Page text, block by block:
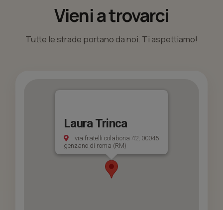
Vieni a trovarci
Tutte le strade portano da noi. Ti aspettiamo!
Laura Trinca
via fratelli colabona 42, 00045
genzano di roma (RM)